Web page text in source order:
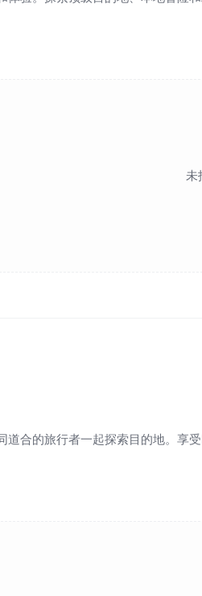
未
道合的旅行者一起探索目的地。享